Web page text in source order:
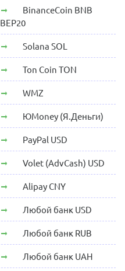
BinanceCoin BNB
BEP20
Solana SOL
Ton Coin TON
WMZ
ЮMoney (Я.Деньги)
PayPal USD
Volet (AdvCash) USD
Alipay CNY
Любой банк USD
Любой банк RUB
Любой банк UAH